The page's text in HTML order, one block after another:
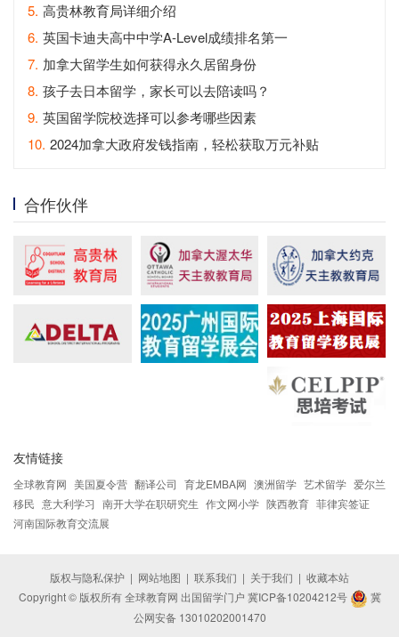
5. 高贵林教育局详细介绍
6. 英国卡迪夫高中中学A-Level成绩排名第一
7. 加拿大留学生如何获得永久居留身份
8. 孩子去日本留学，家长可以去陪读吗？
9. 英国留学院校选择可以参考哪些因素
10. 2024加拿大政府发钱指南，轻松获取万元补贴
合作伙伴
友情链接
全球教育网 美国夏令营 翻译公司 育龙EMBA网 澳洲留学 艺术留学 爱尔兰
移民 意大利学习 南开大学在职研究生 作文网小学 陕西教育 菲律宾签证
河南国际教育交流展
版权与隐私保护 | 网站地图 | 联系我们 | 关于我们 | 收藏本站
Copyright © 版权所有 全球教育网 出国留学门户 冀ICP备10204212号
冀
公网安备 13010202001470